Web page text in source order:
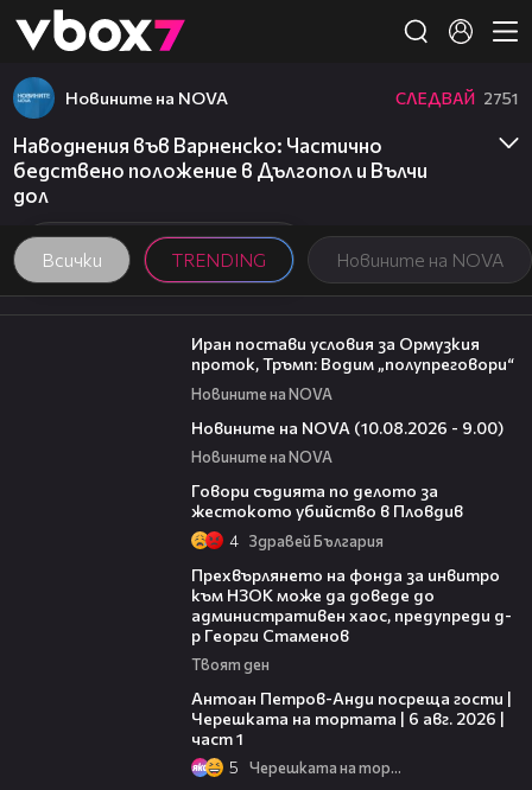
👾
Всички TRENDING Новините на NOVA
Новините на NOVA СЛЕДВАЙ 2751
Наводнения във Варненско: Частично
бедствено положение в Дългопол и Вълчи
дол
00:46
Иран постави условия за Ормузкия
проток, Тръмп: Водим „полупреговори“
Новините на NOVA
Новините на NOVA (10.08.2026 - 9.00)
Новините на NOVA
Говори съдията по делото за
жестокото убийство в Пловдив
4 Здравей България
Прехвърлянето на фонда за инвитро
към НЗОК може да доведе до
административен хаос, предупреди д-
р Георги Стаменов
Твоят ден
Антоан Петров-Анди посреща гости |
Черешката на тортата | 6 авг. 2026 |
част 1
5 Черешката на тортата